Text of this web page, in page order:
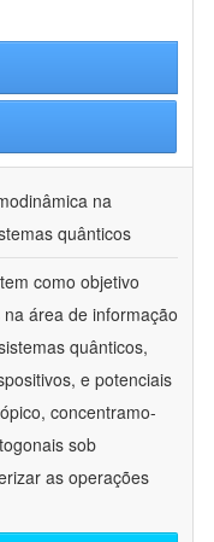
na
quânticos
como objetivo
área de informação
quânticos,
e potenciais
concentramo-
sob
as operações